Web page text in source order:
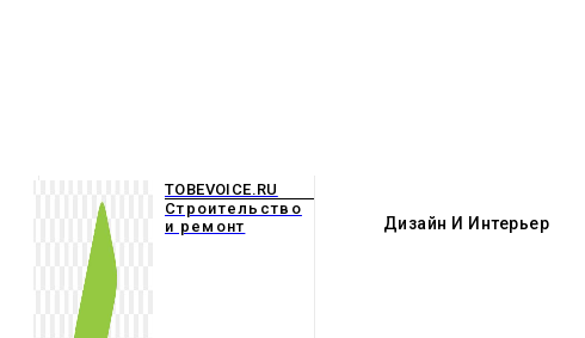
TOBEVOICE.RU
Строительство
и ремонт
Дизайн И Интерьер